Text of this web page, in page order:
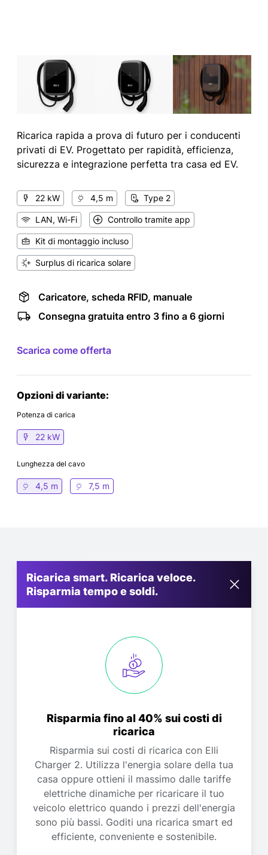
Ricarica rapida a prova di futuro per i conducenti
privati di EV. Progettato per rapidità, efficienza,
sicurezza e integrazione perfetta tra casa ed EV.
22 kW 4,5 m Type 2
LAN, Wi-Fi Controllo tramite app
Kit di montaggio incluso
Surplus di ricarica solare
Caricatore, scheda RFID, manuale
Consegna gratuita entro 3 fino a 6 giorni
Scarica come offerta
Opzioni di variante:
Potenza di carica
22 kW
Lunghezza del cavo
4,5 m 7,5 m
Ricarica smart. Ricarica veloce.
Risparmia tempo e soldi.
Risparmia fino al 40% sui costi di
ricarica
Risparmia sui costi di ricarica con Elli
Charger 2. Utilizza l'energia solare della tua
casa oppure ottieni il massimo dalle tariffe
elettriche dinamiche per ricaricare il tuo
veicolo elettrico quando i prezzi dell'energia
sono più bassi. Goditi una ricarica smart ed
efficiente, conveniente e sostenibile.